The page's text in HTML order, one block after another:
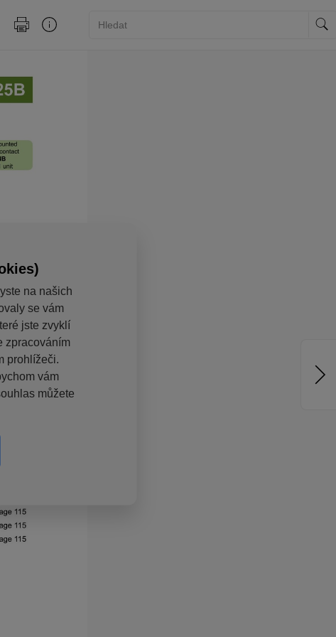
na našich
se vám
jste zvyklí
zpracováním
prohlížeči.
vám
můžete